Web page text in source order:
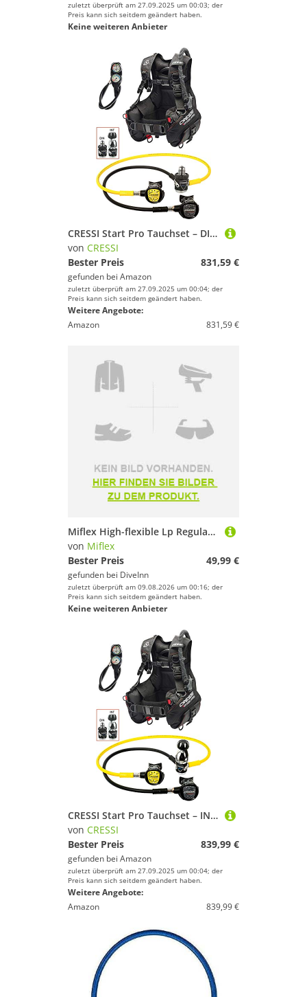
zuletzt überprüft am 27.09.2025 um 00:03; der
Preis kann sich seitdem geändert haben.
Keine weiteren Anbieter
CRESSI Start Pro Tauchset – DIN S – Komplettes Tauchpaket mit Start Pro Jacket, MC9 Compact Atemregler, Octopus Compact und Konsole 2 – Schwarz
von CRESSI
Bester Preis
831,59 €
gefunden bei Amazon
zuletzt überprüft am 27.09.2025 um 00:04; der
Preis kann sich seitdem geändert haben.
Weitere Angebote:
Amazon
831,59 €
Miflex High-flexible Lp Regulator Unf 3/8 Schlauch
von Miflex
Bester Preis
49,99 €
gefunden bei DiveInn
zuletzt überprüft am 09.08.2026 um 00:16; der
Preis kann sich seitdem geändert haben.
Keine weiteren Anbieter
CRESSI Start Pro Tauchset – INT L – Komplettes Tauchpaket mit Start Pro Jacket, MC9 Compact Atemregler, Octopus Compact und Konsole 2 – Schwarz
von CRESSI
Bester Preis
839,99 €
gefunden bei Amazon
zuletzt überprüft am 27.09.2025 um 00:04; der
Preis kann sich seitdem geändert haben.
Weitere Angebote:
Amazon
839,99 €